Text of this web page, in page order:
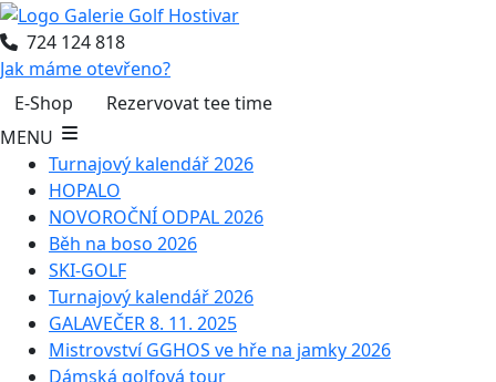
724 124 818
Jak máme otevřeno?
E-Shop
Rezervovat tee time
MENU
Turnajový kalendář 2026
HOPALO
NOVOROČNÍ ODPAL 2026
Běh na boso 2026
SKI-GOLF
Turnajový kalendář 2026
GALAVEČER 8. 11. 2025
Mistrovství GGHOS ve hře na jamky 2026
Dámská golfová tour